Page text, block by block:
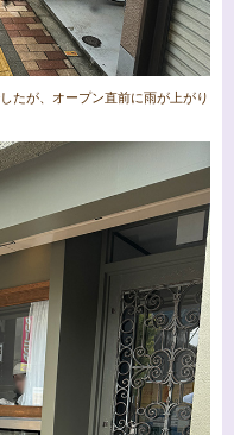
たが、オープン直前に雨が上がり